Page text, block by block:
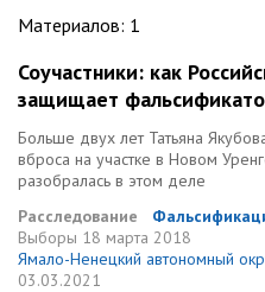
Материалов: 1
Соучастники: как
защищает
Больше двух лет Татьяна
вброса на участке в Новом
разобралась в этом деле
Расследование
Выборы 18 марта 2018
Ямало-Ненецкий автономный
03.03.2021